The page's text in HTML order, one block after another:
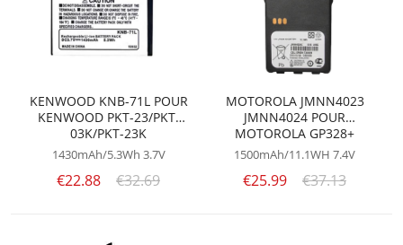
KENWOOD KNB-71L POUR
KENWOOD PKT-23/PKT-
03K/PKT-23K
1430mAh/5.3Wh 3.7V
€22.88 €32.69
MOTOROLA JMNN4023
JMNN4024 POUR
MOTOROLA GP328+
GP338+ GP388 GP638+
1500mAh/11.1WH 7.4V
€25.99 €37.13